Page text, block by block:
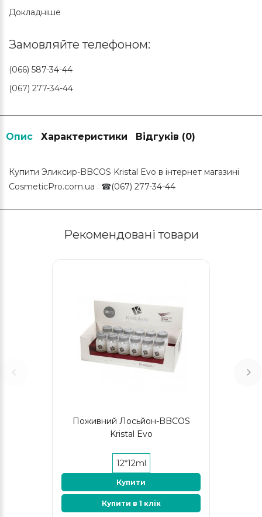
Докладніше
Замовляйте телефоном:
(066) 587-34-44
(067) 277-34-44
Опис Характеристики Відгуків (0)
Купити Эликсир-BBCOS Kristal Evo в інтернет магазині
CosmeticPro.com.ua . ☎(067) 277-34-44
Рекомендовані товари
Поживний Лосьйон-BBCOS
Kristal Evo
12*12ml
Купити
Купити в 1 клік